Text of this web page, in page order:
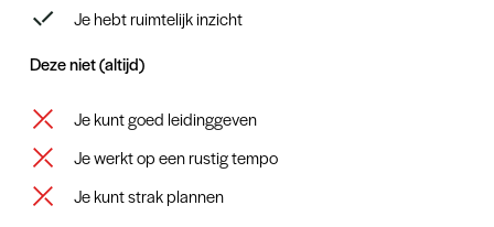
Je hebt ruimtelijk inzicht
Deze niet (altijd)
Je kunt goed leidinggeven
Je werkt op een rustig tempo
Je kunt strak plannen